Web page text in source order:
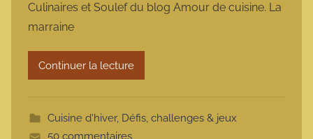
r
t
t
Culinaires et Soulef du blog Amour de cuisine. La
marraine
Continuer la lecture
Cuisine d'hiver, Défis, challenges & jeux
50 commentaires